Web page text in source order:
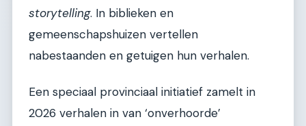
storytelling. In biblieken en
gemeenschapshuizen vertellen
nabestaanden en getuigen hun verhalen.
Een speciaal provinciaal initiatief zamelt in
2026 verhalen in van ‘onverhoorde’